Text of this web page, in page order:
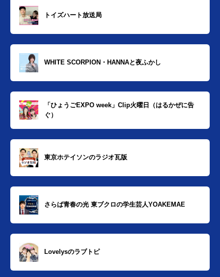
トイズハート放送局
WHITE SCORPION・HANNAと夜ふかし
「ひょうごEXPO week」Clip火曜日（はるかぜに告
ぐ）
東京ホテイソンのラジオ瓦版
さらば青春の光 東ブクロの学生芸人YOAKEMAE
Lovelysのラブトピ